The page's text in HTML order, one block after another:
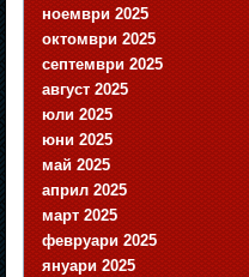
ноември 2025
октомври 2025
септември 2025
август 2025
юли 2025
юни 2025
май 2025
април 2025
март 2025
февруари 2025
януари 2025